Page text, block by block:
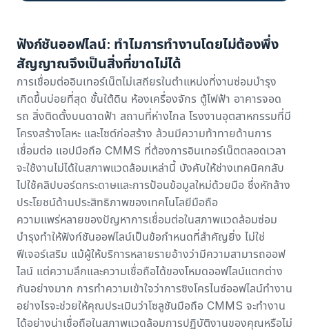
ฟังก์ชันออฟไลน์: ทำไมการทำงานโดยไม่ต้องพึ่ง
สัญญาณจึงเป็นสิ่งที่ขาดไม่ได้
การเชื่อมต่ออินเทอร์เน็ตไม่เสถียรในตำแหน่งที่งานซ่อมบำรุง
เกิดขึ้นบ่อยที่สุด ชั้นใต้ดิน ห้องเครื่องจักร ตู้ไฟฟ้า อาคารจอด
รถ สิ่งติดตั้งบนดาดฟ้า สถานที่ห่างไกล โรงงานอุตสาหกรรมที่มี
โครงสร้างโลหะ และไซต์ก่อสร้าง ล้วนมีความท้าทายด้านการ
เชื่อมต่อ แอปมือถือ CMMS ที่ต้องการอินเทอร์เน็ตตลอดเวลา
จะใช้งานไม่ได้ในสภาพแวดล้อมเหล่านี้ บังคับให้ช่างเทคนิคกลับ
ไปใช้คลิปบอร์ดกระดาษและการป้อนข้อมูลใหม่ด้วยมือ ซึ่งหักล้าง
ประโยชน์ด้านประสิทธิภาพของเทคโนโลยีมือถือ
ความแพร่หลายของปัญหาการเชื่อมต่อในสภาพแวดล้อมซ่อม
บำรุงทำให้ฟังก์ชันออฟไลน์เป็นข้อกำหนดที่สำคัญยิ่ง ไม่ใช่
ฟีเจอร์เสริม แม้ผู้ให้บริการหลายรายอ้างว่ามีความสามารถออฟ
ไลน์ แต่ความลึกและความเชื่อถือได้ของโหมดออฟไลน์แตกต่าง
กันอย่างมาก การทำความเข้าใจว่าการซิงโครไนซ์ออฟไลน์ทำงาน
อย่างไรจะช่วยให้คุณประเมินว่าโซลูชันมือถือ CMMS จะทำงาน
ได้อย่างน่าเชื่อถือในสภาพแวดล้อมการปฏิบัติงานของคุณหรือไม่